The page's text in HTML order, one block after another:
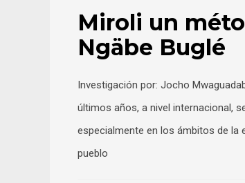
Miroli un
Ngäbe Buglé
Investigación por: Jocho
últimos años, a nivel internacional,
especialmente en los ámbitos de la
pueblo